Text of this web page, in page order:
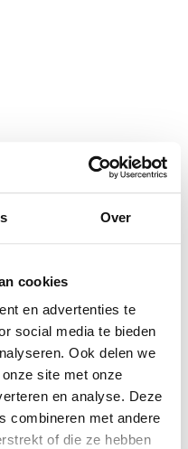
Over
cookies
en advertenties te
social media te bieden
Ook delen we
site met onze
en analyse. Deze
combineren met andere
of die ze hebben
has occurred while
consolefor more